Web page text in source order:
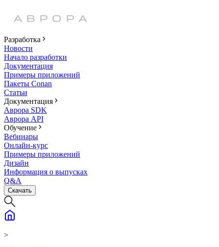
Разработка
Новости
Начало разработки
Документация
Примеры приложений
Пакеты Conan
Статьи
Документация
Аврора SDK
Аврора API
Обучение
Вебинары
Онлайн-курс
Примеры приложений
Дизайн
Информация о выпусках
Q&A
Скачать
>